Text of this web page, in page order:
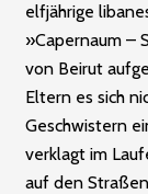
elfjährige
»Caper­naum –
von Beirut
Eltern es sich
Geschwistern
verklagt im
auf den